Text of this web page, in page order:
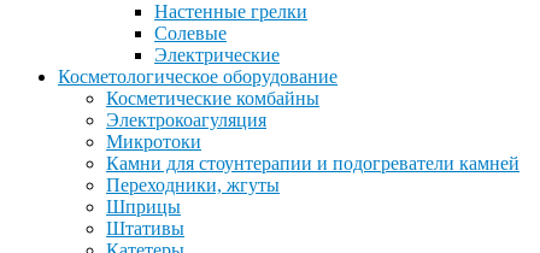
Настенные грелки
Солевые
Электрические
Косметологическое оборудование
Косметические комбайны
Электрокоагуляция
Микротоки
Камни для стоунтерапии и подогреватели камней
Переходники, жгуты
Шприцы
Штативы